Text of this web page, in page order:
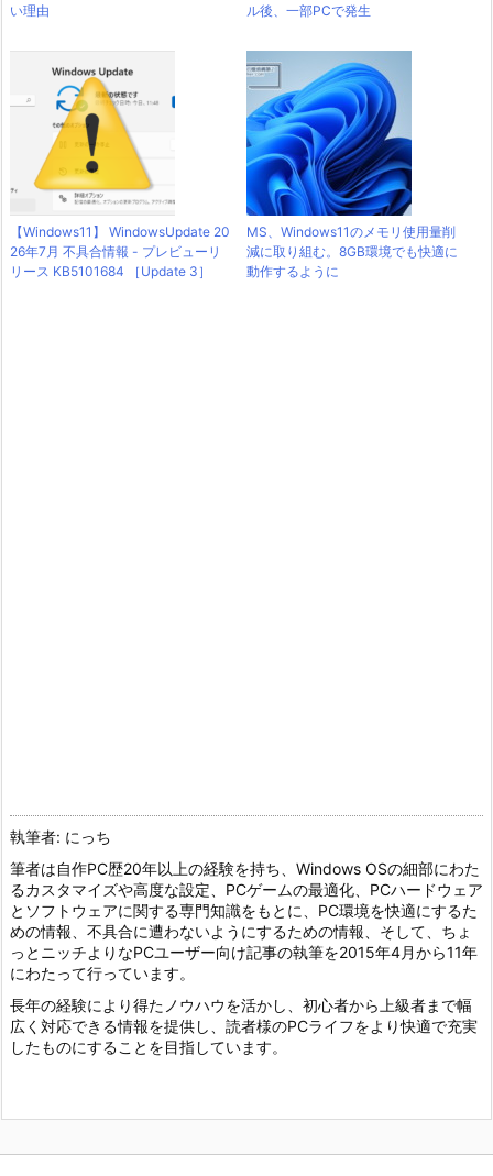
い理由
ル後、一部PCで発生
【Windows11】 WindowsUpdate 20
26年7月 不具合情報 - プレビューリ
リース KB5101684 ［Update 3］
MS、Windows11のメモリ使用量削
減に取り組む。8GB環境でも快適に
動作するように
執筆者: にっち
筆者は自作PC歴20年以上の経験を持ち、Windows OSの細部にわた
るカスタマイズや高度な設定、PCゲームの最適化、PCハードウェア
とソフトウェアに関する専門知識をもとに、PC環境を快適にするた
めの情報、不具合に遭わないようにするための情報、そして、ちょ
っとニッチよりなPCユーザー向け記事の執筆を2015年4月から11年
にわたって行っています。
長年の経験により得たノウハウを活かし、初心者から上級者まで幅
広く対応できる情報を提供し、読者様のPCライフをより快適で充実
したものにすることを目指しています。